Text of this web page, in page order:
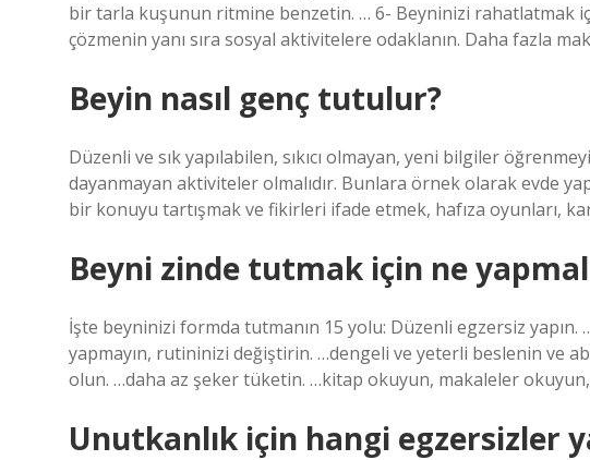
bir tarla kuşunun ritmine benzetin. … 6- Beyninizi rahatlatmak
çözmenin yanı sıra sosyal aktivitelere odaklanın. Daha fazla
Beyin nasıl genç tutulur?
Düzenli ve sık yapılabilen, sıkıcı olmayan, yeni bilgiler
dayanmayan aktiviteler olmalıdır. Bunlara örnek olarak evde
bir konuyu tartışmak ve fikirleri ifade etmek, hafıza oyunları,
Beyni zinde tutmak için ne
İşte beyninizi formda tutmanın 15 yolu: Düzenli egzersiz yapın.
yapmayın, rutininizi değiştirin. …dengeli ve yeterli beslenin ve
olun. …daha az şeker tüketin. …kitap okuyun, makaleler
Unutkanlık için hangi egzersizler